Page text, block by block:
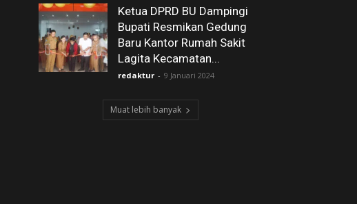
Ketua DPRD BU Dampingi
Bupati Resmikan Gedung
Baru Kantor Rumah Sakit
Lagita Kecamatan...
redaktur - 9 Januari 2024
Muat lebih banyak